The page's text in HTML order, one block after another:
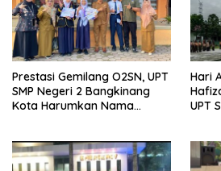
Prestasi Gemilang O2SN, UPT
SMP Negeri 2 Bangkinang
Kota Harumkan Nama
Hari
UPT